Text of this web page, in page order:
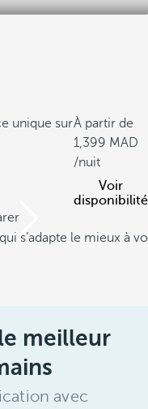
unique surÀ partir de
1,399
/nuit
Voir
disponibilité
s’adapte le mieux à
meilleur
avec